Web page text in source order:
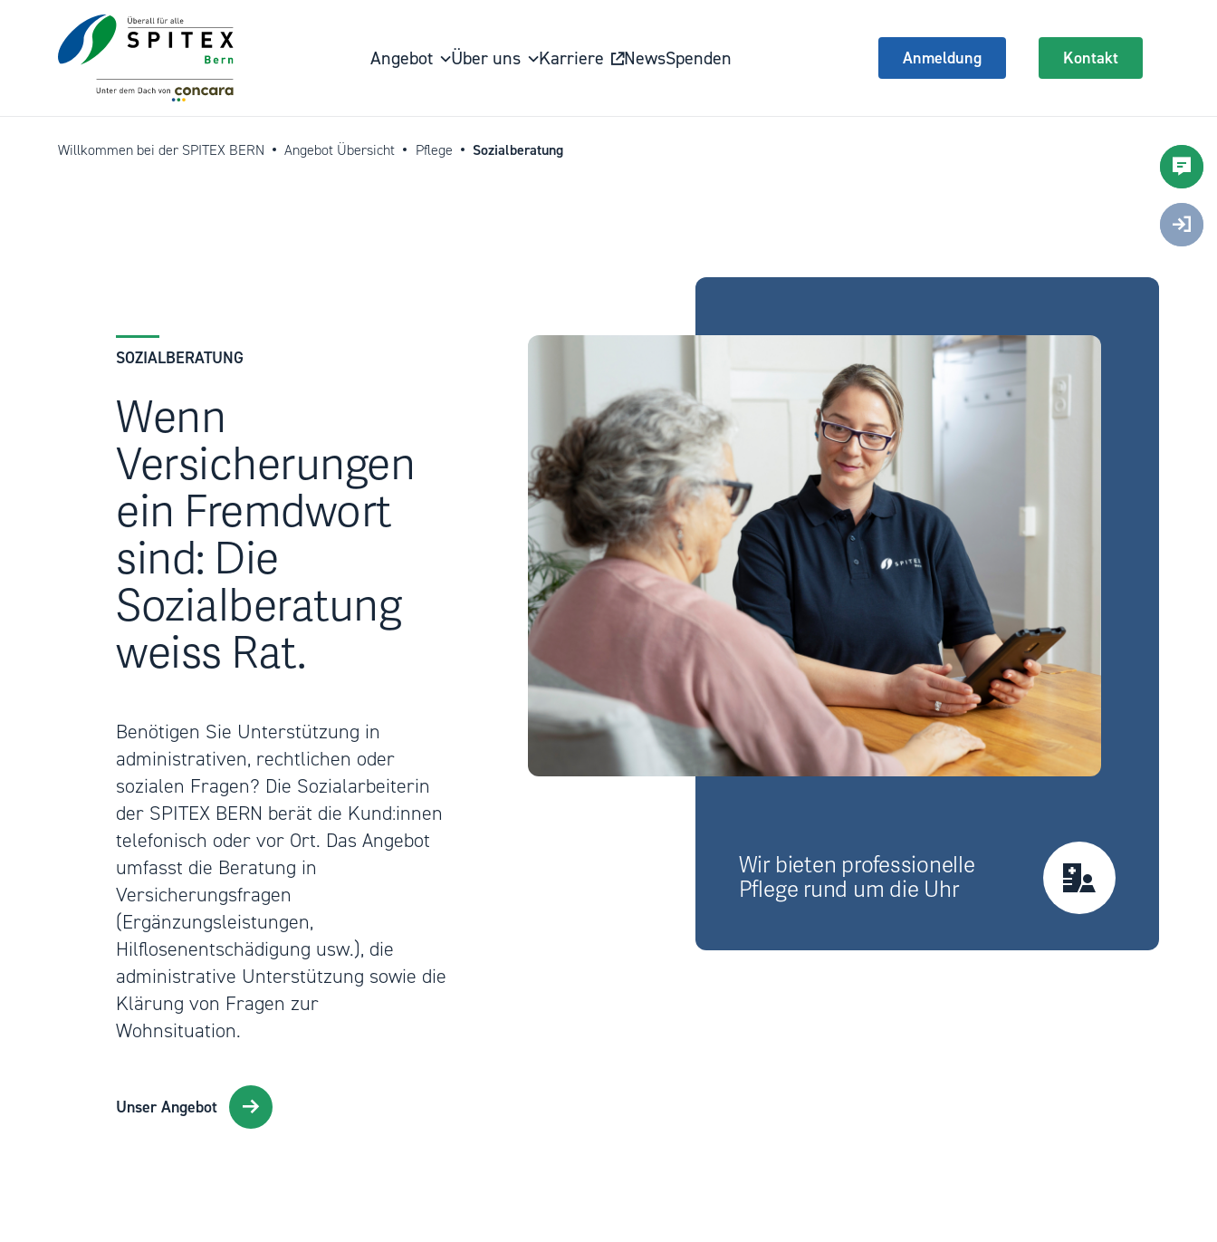
Angebot Über uns Karriere NewsSpenden Anmeldung Kontakt
Willkommen bei der SPITEX BERN Angebot Übersicht Pflege Sozialberatung
SOZIALBERATUNG
Wenn
Versicherungen
ein Fremdwort
sind: Die
Sozialberatung
weiss Rat.
Benötigen Sie Unterstützung in
administrativen, rechtlichen oder
sozialen Fragen? Die Sozialarbeiterin
der SPITEX BERN berät die Kund:innen
telefonisch oder vor Ort. Das Angebot
umfasst die Beratung in
Versicherungsfragen
(Ergänzungsleistungen,
Hilflosenentschädigung usw.), die
administrative Unterstützung sowie die
Klärung von Fragen zur
Wohnsituation.
Unser Angebot
Wir bieten professionelle
Pflege rund um die Uhr